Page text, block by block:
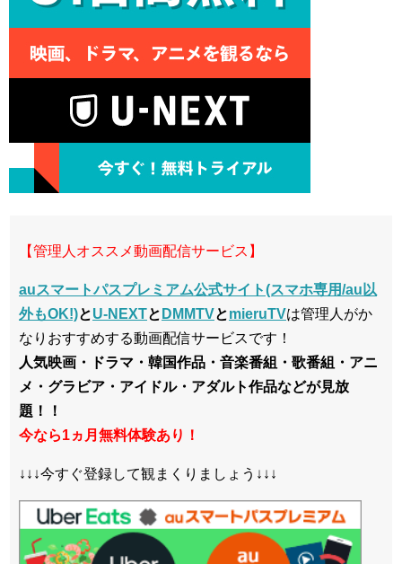
【管理人オススメ動画配信サービス】
auスマートパスプレミアム公式サイト(スマホ専用/au以
外もOK!)とU-NEXTと DMMTVとmieruTVは管理人がか
なりおすすめする動画配信サービスです！
人気映画・ドラマ・韓国作品・音楽番組・歌番組・アニ
メ・グラビア・アイドル・アダルト作品などが見放
題！！
今なら1ヵ月無料体験あり！
↓↓↓今すぐ登録して観まくりましょう↓↓↓